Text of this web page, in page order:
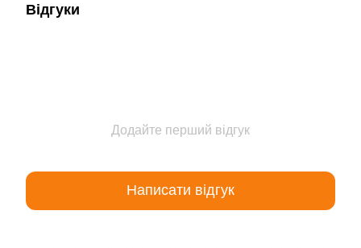
Відгуки
Додайте перший відгук
Написати відгук